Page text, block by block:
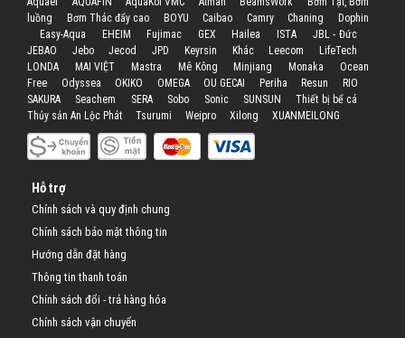
luồng
Bơm Thác đẩy cao BOYU Caibao Camry Chaning
Dophin
Easy-Aqua
EHEIM Fujimac GEX Hailea ISTA
JBL - Đức
JEBAO
Jebo Jecod JPD Keyrsin Khác Leecom
LifeTech
LONDA
MAI VIỆT Mastra Mê Kông Minjiang Monaka
Ocean
Free
Odyssea OKIKO OMEGA OU GECAI Periha Resun
RIO
SAKURA
Seachem SERA Sobo Sonic SUNSUN
Thiết bị bể cá
Thủy sản An Lộc Phát
Tsurumi Weipro Xilong XUANMEILONG
Hỗ trợ
Chính sách và quy định chung
Chính sách bảo mật thông tin
Hướng dẫn đặt hàng
Thông tin thanh toán
Chính sách đổi - trả hàng hóa
Chính sách vận chuyển